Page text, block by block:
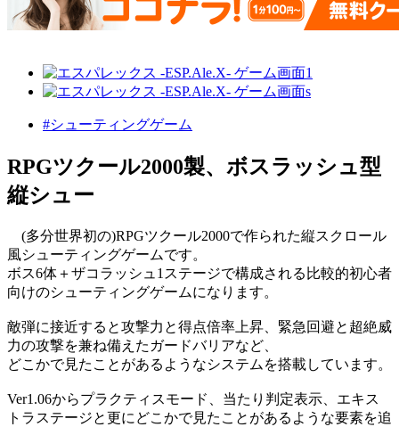
#シューティングゲーム
RPGツクール2000製、ボスラッシュ型
縦シュー
(多分世界初の)RPGツクール2000で作られた縦スクロール
風シューティングゲームです。
ボス6体＋ザコラッシュ1ステージで構成される比較的初心者
向けのシューティングゲームになります。
敵弾に接近すると攻撃力と得点倍率上昇、緊急回避と超絶威
力の攻撃を兼ね備えたガードバリアなど、
どこかで見たことがあるようなシステムを搭載しています。
Ver1.06からプラクティスモード、当たり判定表示、エキス
トラステージと更にどこかで見たことがあるような要素を追